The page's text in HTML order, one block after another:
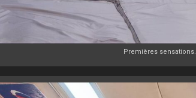
Premières sensations.